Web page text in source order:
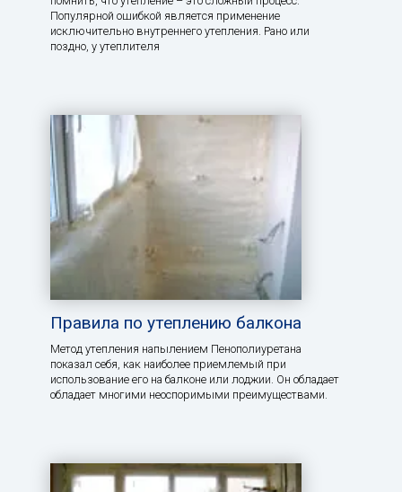
Популярной ошибкой является применение
исключительно внутреннего утепления. Рано или
поздно, у утеплителя
Правила по утеплению балкона
Метод утепления напылением Пенополиуретана
показал себя, как наиболее приемлемый при
использование его на балконе или лоджии. Он обладает
обладает многими неоспоримыми преимуществами.